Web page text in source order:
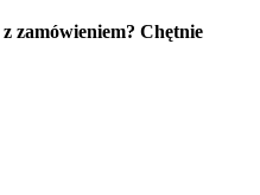
zamówieniem? Chętnie